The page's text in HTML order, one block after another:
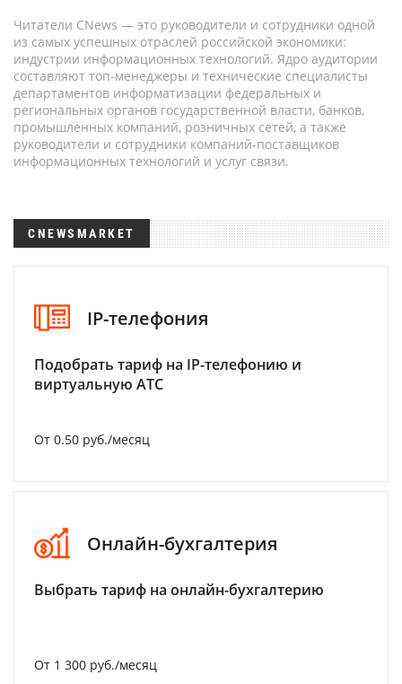
Читатели CNews — это руководители и сотрудники одной
из самых успешных отраслей российской экономики:
индустрии информационных технологий. Ядро аудитории
составляют топ-менеджеры и технические специалисты
департаментов информатизации федеральных и
региональных органов государственной власти, банков,
промышленных компаний, розничных сетей, а также
руководители и сотрудники компаний-поставщиков
информационных технологий и услуг связи.
CNEWSMARKET
IP-телефония
Подобрать тариф на IP-телефонию и
виртуальную АТС
От 0.50 руб./месяц
Онлайн-бухгалтерия
Выбрать тариф на онлайн-бухгалтерию
От 1 300 руб./месяц